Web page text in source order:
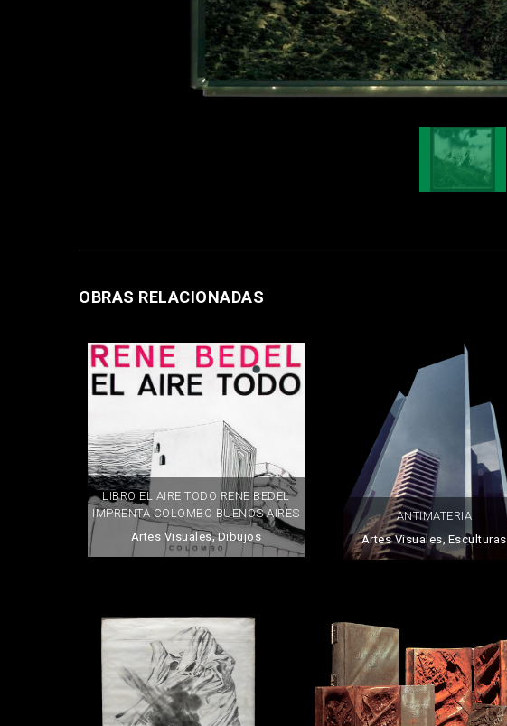
OBRAS RELACIONADAS
LIBRO EL AIRE TODO RENE BEDEL
IMPRENTA COLOMBO BUENOS AIRES
Artes Visuales,Dibujos
ANTIMATERIA
Artes Visuales, Esculturas